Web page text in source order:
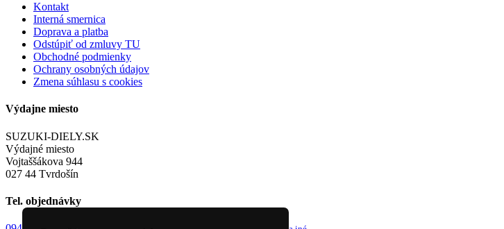
Kontakt
Interná smernica
Doprava a platba
Odstúpiť od zmluvy TU
Obchodné podmienky
Ochrany osobných údajov
Zmena súhlasu s cookies
Výdajne miesto
SUZUKI-DIELY.SK
Výdajné miesto
Vojtaššákova 944
027 44 Tvrdošín
Tel. objednávky